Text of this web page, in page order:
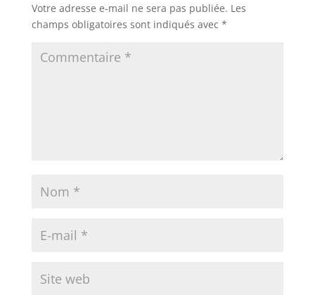
Votre adresse e-mail ne sera pas publiée. Les
champs obligatoires sont indiqués avec *